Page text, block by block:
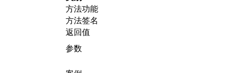
方法功能
方法签名
返回值
参数